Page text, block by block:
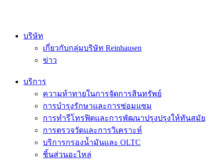
บริษัท
เกี่ยวกับกลุ่มบริษัท Reinhausen
ข่าว
บริการ
ความท้าทายในการจัดการสินทรัพย์
การบำรุงรักษาและการซ่อมแซม
การทำรีโทรฟิตและการพัฒนาปรุงปรุงให้ทันสมัย
การตรวจวัดและการวิเคราะห์
บริการกรองน้ำมันและ OLTC
ชิ้นส่วนอะไหล่